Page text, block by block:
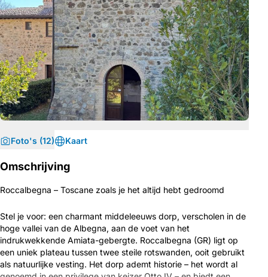
Foto's (12) Kaart
Omschrijving
Roccalbegna – Toscane zoals je het altijd hebt gedroomd
Stel je voor: een charmant middeleeuws dorp, verscholen in de
hoge vallei van de Albegna, aan de voet van het
indrukwekkende Amiata-gebergte. Roccalbegna (GR) ligt op
een uniek plateau tussen twee steile rotswanden, ooit gebruikt
als natuurlijke vesting. Het dorp ademt historie – het wordt al